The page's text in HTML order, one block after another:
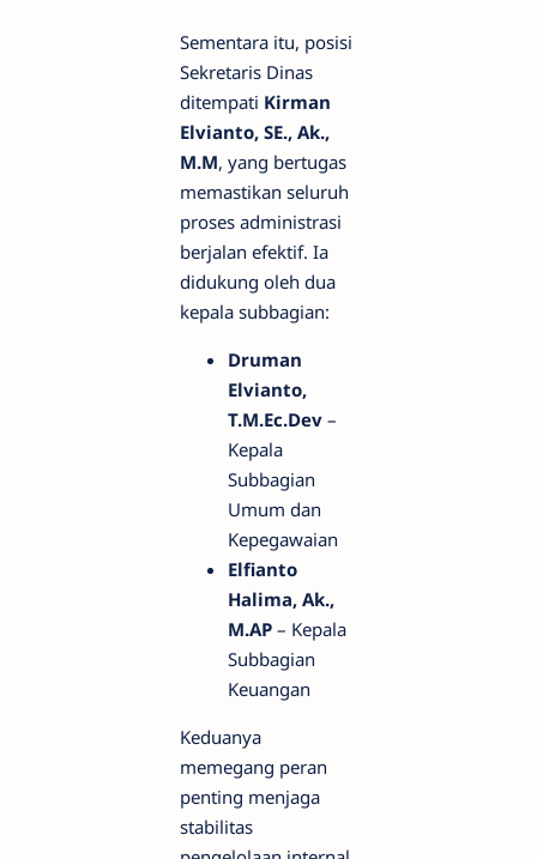
Sementara itu, posisi
Sekretaris Dinas
ditempati Kirman
Elvianto, SE., Ak.,
M.M, yang bertugas
memastikan seluruh
proses administrasi
berjalan efektif. Ia
didukung oleh dua
kepala subbagian:
Druman
Elvianto,
T.M.Ec.Dev –
Kepala
Subbagian
Umum dan
Kepegawaian
Elfianto
Halima, Ak.,
M.AP – Kepala
Subbagian
Keuangan
Keduanya
memegang peran
penting menjaga
stabilitas